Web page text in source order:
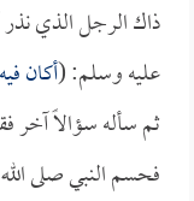
ذاك الرجل الذي نذر
عليه وسلم: (أكان
ثم سأله سؤالاً آخر
فحسم النبي صلى